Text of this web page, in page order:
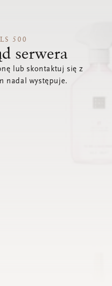
500
serwera
lub skontaktuj się z
nadal występuje.